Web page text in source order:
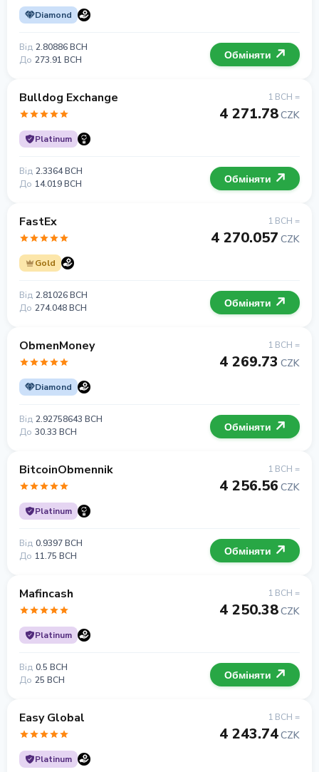
Diamond
Від 2.80886 BCH
До 273.91 BCH Обміняти
Bulldog Exchange
Platinum
1 BCH =
4 271.78CZK
Від 2.3364 BCH
До 14.019 BCH Обміняти
FastEx
Gold
1 BCH =
4 270.057 CZK
Від 2.81026 BCH
До 274.048 BCH Обміняти
ObmenMoney
Diamond
1 BCH =
4 269.73 CZK
Від 2.92758643 BCH
До 30.33 BCH Обміняти
BitcoinObmennik
Platinum
1 BCH =
4 256.56 CZK
Від 0.9397 BCH
До 11.75 BCH Обміняти
Mafincash
Platinum
1 BCH =
4 250.38CZK
Від 0.5 BCH
До 25 BCH Обміняти
Easy Global
Platinum
1 BCH =
4 243.74CZK